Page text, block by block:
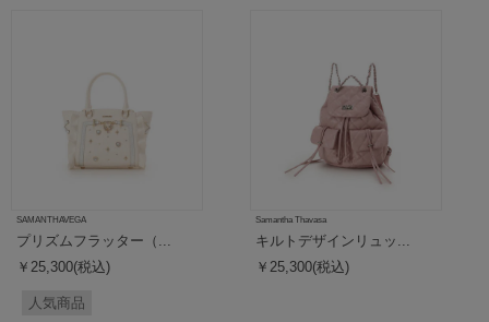
SAMANTHAVEGA
プリズムフラッター（...
￥25,300(税込)
人気商品
Samantha Thavasa
キルトデザインリュッ...
￥25,300(税込)